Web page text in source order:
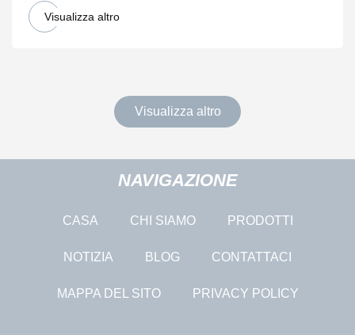
Visualizza altro
Visualizza altro
NAVIGAZIONE
CASA CHI SIAMO PRODOTTI
NOTIZIA BLOG CONTATTACI
MAPPA DEL SITO PRIVACY POLICY